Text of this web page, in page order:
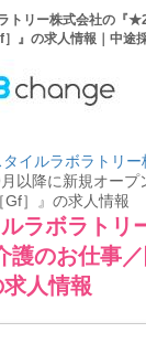
トリー株式会社の『
』の求人情報｜中途
タイルラボラトリー
以降に新規オー
］』の求人情報
ラボラトリ
護のお仕事
求人情報